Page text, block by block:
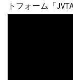
トフォーム「